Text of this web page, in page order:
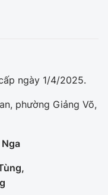
ngày 1/4/2025.
phường Giảng Võ,